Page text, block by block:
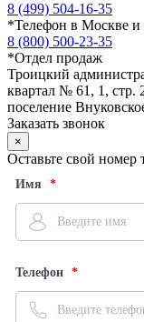
8 (499) 504-16-35
*Телефон в Москве и
8 (800) 500-23-35
*Отдел продаж
Троицкий
квартал № 61, 1, стр.
поселение
Заказать звонок
×
Оставьте свой
Имя
Телефон